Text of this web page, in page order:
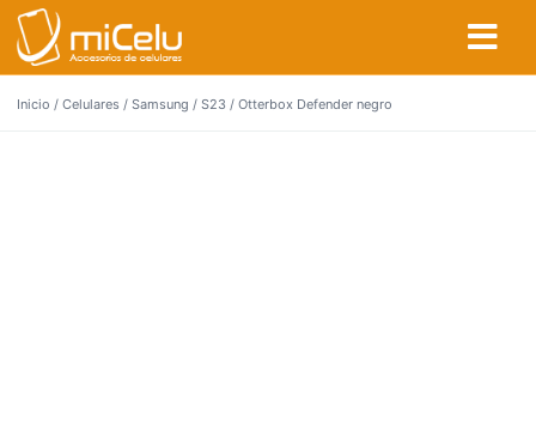
Inicio / Celulares / Samsung / S23 / Otterbox Defender negro